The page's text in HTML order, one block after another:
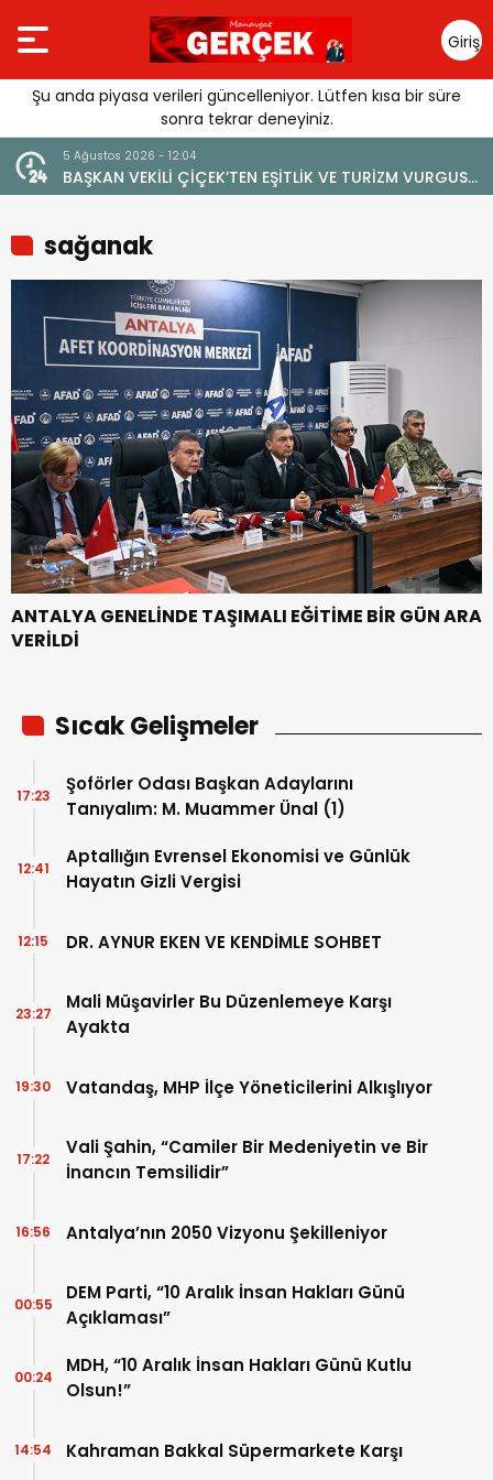
Giriş
Yap
Şu anda piyasa verileri güncelleniyor. Lütfen kısa bir süre
sonra tekrar deneyiniz.
5 Ağustos 2026 - 12:04
BAŞKAN VEKİLİ ÇİÇEK’TEN EŞİTLİK VE TURİZM VURGUSU:
“MANAVGAT’IN MARKA DEĞERİNE ZARAR VERİLMEMELİ”
sağanak
ANTALYA GENELİNDE TAŞIMALI EĞİTİME BİR GÜN ARA
VERİLDİ
Sıcak Gelişmeler
Şoförler Odası Başkan Adaylarını
Tanıyalım: M. Muammer Ünal (1)
17:23
Aptallığın Evrensel Ekonomisi ve Günlük
Hayatın Gizli Vergisi
12:41
DR. AYNUR EKEN VE KENDİMLE SOHBET
12:15
Mali Müşavirler Bu Düzenlemeye Karşı
Ayakta
23:27
Vatandaş, MHP İlçe Yöneticilerini Alkışlıyor
19:30
Vali Şahin, “Camiler Bir Medeniyetin ve Bir
İnancın Temsilidir”
17:22
Antalya’nın 2050 Vizyonu Şekilleniyor
16:56
DEM Parti, “10 Aralık İnsan Hakları Günü
Açıklaması”
00:55
MDH, “10 Aralık İnsan Hakları Günü Kutlu
Olsun!”
00:24
Kahraman Bakkal Süpermarkete Karşı
14:54